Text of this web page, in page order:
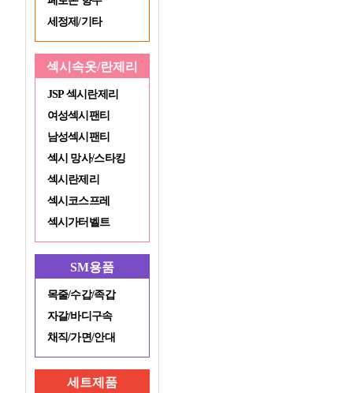
세정제/기타
섹시속옷/란제리
JSP 섹시란제리
여성섹시팬티
남성섹시팬티
섹시 망사/스타킹
섹시란제리
섹시코스프레
섹시가터벨트
SM용품
목줄/수갑/족갑
자갈/바디구속
채직/가면/안대
세트제품